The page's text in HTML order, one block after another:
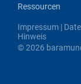
Ressourcen
Impressum |
Hinweis
© 2026